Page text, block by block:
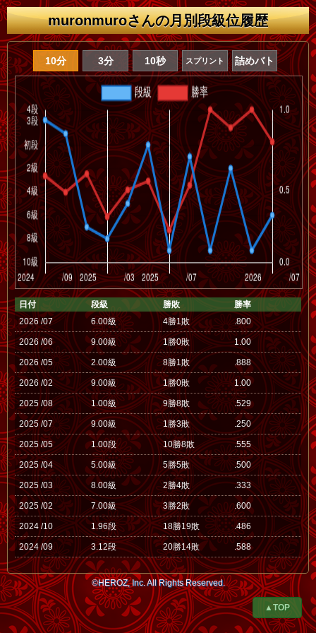
muronmuroさんの月別段級位履歴
10分 3分 10秒 スプリント 詰めバト
日付 段級 勝敗
勝率
2026 /07
6.00級 4勝1敗 .800
2026 /06 9.00級 1勝0敗 1.00
2026 /05 2.00級 8勝1敗 .888
2026 /02 9.00級 1勝0敗 1.00
2025 /08 1.00級 9勝8敗 .529
2025 /07 9.00級 1勝3敗 .250
2025 /05 1.00段 10勝8敗 .555
2025 /04 5.00級 5勝5敗 .500
2025 /03 8.00級 2勝4敗 .333
2025 /02 7.00級 3勝2敗 .600
2024 /10 1.96段 18勝19敗 .486
2024 /09 3.12段 20勝14敗 .588
©HEROZ, Inc. All Rights Reserved.
▲TOP